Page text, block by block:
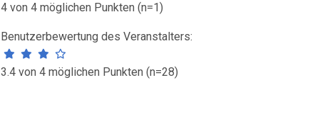
4 von 4 möglichen Punkten (n=1)
Benutzerbewertung des Veranstalters:
3.4 von 4 möglichen Punkten (n=28)